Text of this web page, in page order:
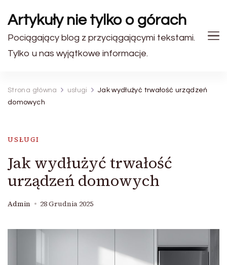
Artykuły nie tylko o górach
Pociągający blog z przyciągającymi tekstami.
Tylko u nas wyjątkowe informacje.
Strona główna usługi
Jak wydłużyć trwałość urządzeń
domowych
USŁUGI
Jak wydłużyć trwałość
urządzeń domowych
Admin 28 Grudnia 2025